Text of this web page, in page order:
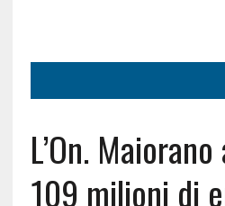
L’On.
109 milioni di